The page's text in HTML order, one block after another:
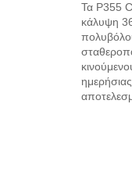
Τα P355
κάλυψη